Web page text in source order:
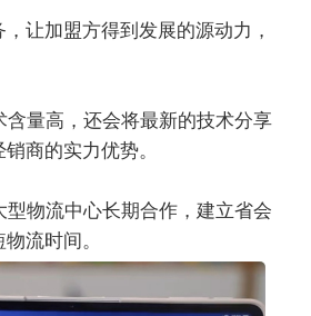
让加盟方得到发展的源动力，
量高，还会将最新的技术分享
商的实力优势。
物流中心长期合作，建立省会
流时间。